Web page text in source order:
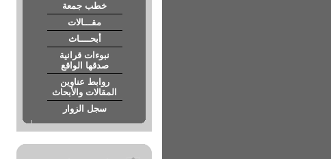
خطب جمعة
مقـــالات
أبحــــاث
نبوءات قرانية
صدقها الواقع
روابط عناوين
المقالات والأبحاث
سجل الزوار